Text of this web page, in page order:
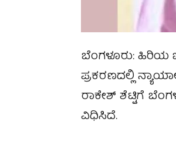
ಬೆಂಗಳೂರು: ಹಿರಿಯ
ಪ್ರಕರಣದಲ್ಲಿ
ರಾಕೇಶ್ ಶೆಟ್ಟಿಗೆ
ವಿಧಿಸಿದೆ.